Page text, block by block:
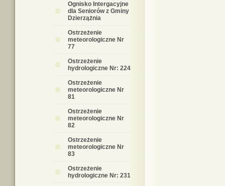
Ognisko Intergacyjne
dla Seniorów z Gminy
Dzierzążnia
Ostrzeżenie
meteorologiczne Nr
77
Ostrzeżenie
hydrologiczne Nr: 224
Ostrzeżenie
meteorologiczne Nr
81
Ostrzeżenie
meteorologiczne Nr
82
Ostrzeżenie
meteorologiczne Nr
83
Ostrzeżenie
hydrologiczne Nr: 231